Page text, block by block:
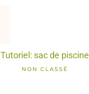
Tutoriel: sac de piscine
NON CLASSÉ